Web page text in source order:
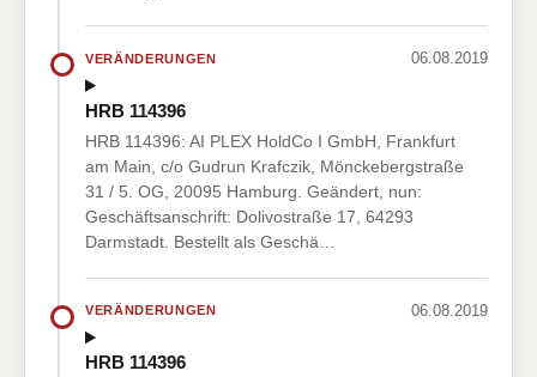
VERÄNDERUNGEN 06.08.2019
HRB 114396
HRB 114396: AI PLEX HoldCo I GmbH, Frankfurt
am Main, c/o Gudrun Krafczik, Mönckebergstraße
31 / 5. OG, 20095 Hamburg. Geändert, nun:
Geschäftsanschrift: Dolivostraße 17, 64293
Darmstadt. Bestellt als Geschä…
VERÄNDERUNGEN 06.08.2019
HRB 114396